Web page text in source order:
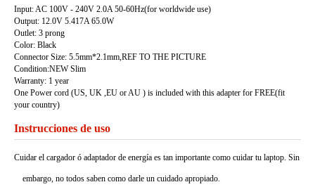
Input: AC 100V - 240V 2.0A 50-60Hz(for worldwide use)
Output: 12.0V 5.417A 65.0W
Outlet: 3 prong
Color: Black
Connector Size: 5.5mm*2.1mm,REF TO THE PICTURE
Condition:NEW Slim
Warranty: 1 year
One Power cord (US, UK ,EU or AU ) is included with this adapter for FREE(fit
your country)
Instrucciones de uso
Cuidar el cargador ó adaptador de energía es tan importante como cuidar tu laptop. Sin
embargo, no todos saben como darle un cuidado apropiado.